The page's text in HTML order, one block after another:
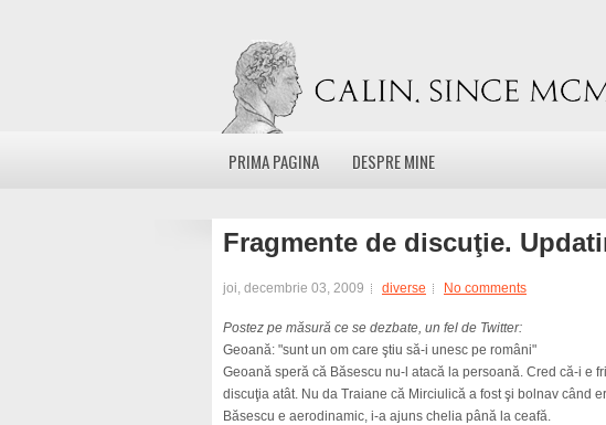
PRIMA PAGINA DESPRE MINE
Fragmente de discuţie.
joi, decembrie 03, 2009 diverse No comments
Postez pe măsură ce se dezbate, un fel de Twitter:
Geoană: "sunt un om care ştiu să-i unesc pe români"
Geoană speră că Băsescu nu-l atacă la persoană. Cred că-i e
discuţia atât. Nu da Traiane că Mirciulică a fost şi bolnav când
Băsescu e aerodinamic, i-a ajuns chelia până la ceafă.